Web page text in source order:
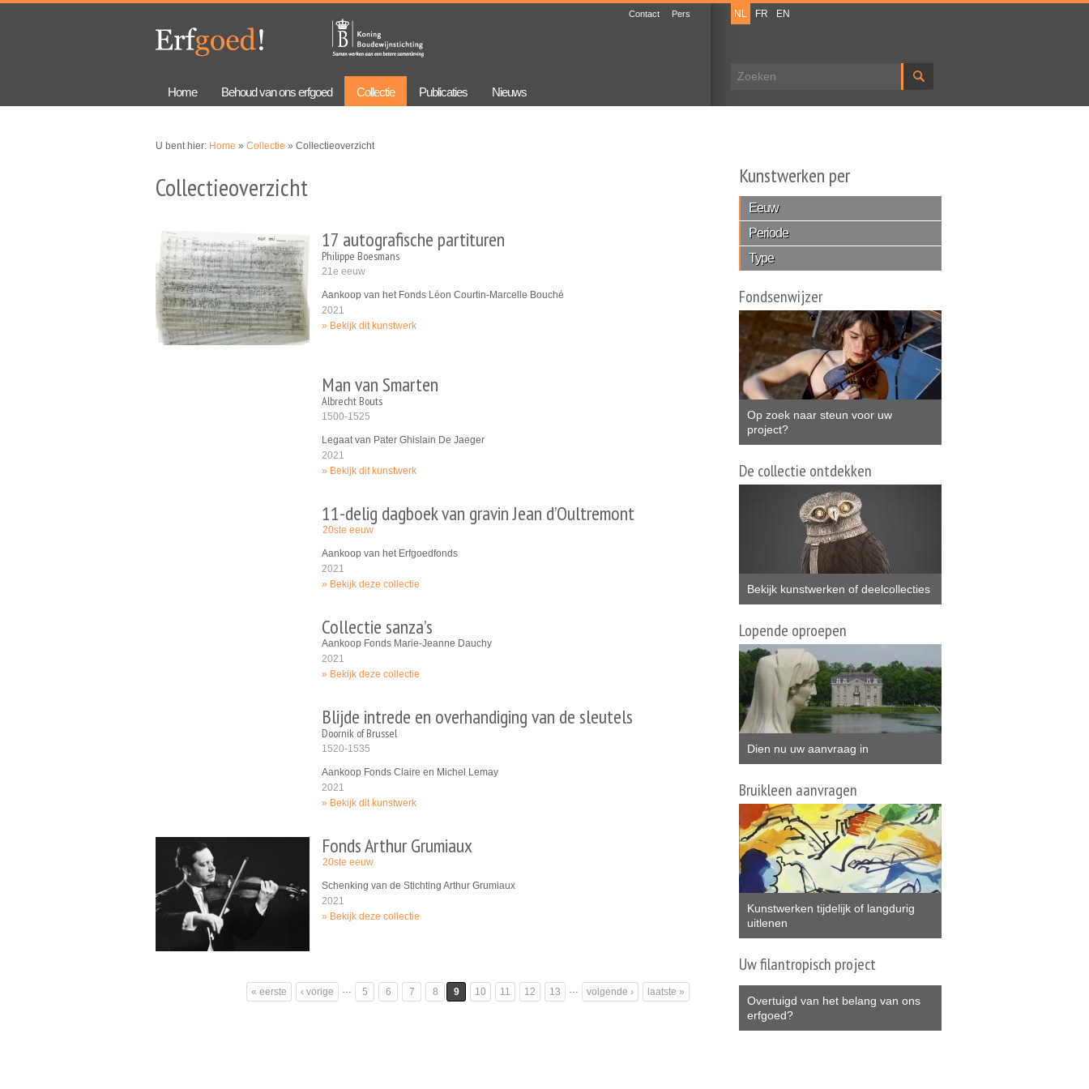
Contact Pers
Zoekveld
NL FR EN
Home Behoud van ons erfgoed Collectie Publicaties Nieuws
U bent hier: Home » Collectie » Collectieoverzicht
Collectieoverzicht
17 autografische partituren
Philippe Boesmans
21e eeuw
Aankoop van het Fonds Léon Courtin-Marcelle Bouché
2021
Bekijk dit kunstwerk
Man van Smarten
Albrecht Bouts
1500-1525
Legaat van Pater Ghislain De Jaeger
2021
Bekijk dit kunstwerk
11-delig dagboek van gravin Jean d’Oultremont
20ste eeuw
Aankoop van het Erfgoedfonds
2021
Bekijk deze collectie
Collectie sanza’s
Aankoop Fonds Marie-Jeanne Dauchy
2021
Bekijk deze collectie
Blijde intrede en overhandiging van de sleutels
Doornik of Brussel
1520-1535
Aankoop Fonds Claire en Michel Lemay
2021
Bekijk dit kunstwerk
Fonds Arthur Grumiaux
20ste eeuw
Schenking van de Stichting Arthur Grumiaux
2021
Bekijk deze collectie
« eerste ‹ vorige … 5 6 7 8 9 10 11 12 13 … volgende › laatste »
Kunstwerken per
Eeuw
Periode
Type
Fondsenwijzer
Op zoek naar steun voor uw
project?
De collectie ontdekken
Bekijk kunstwerken of deelcollecties
Lopende oproepen
Dien nu uw aanvraag in
Bruikleen aanvragen
Kunstwerken tijdelijk of langdurig
uitlenen
Uw filantropisch project
Overtuigd van het belang van ons
erfgoed?